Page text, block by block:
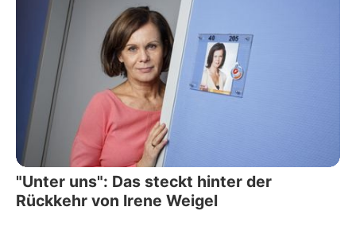
"Unter uns": Das steckt hinter der
Rückkehr von Irene Weigel